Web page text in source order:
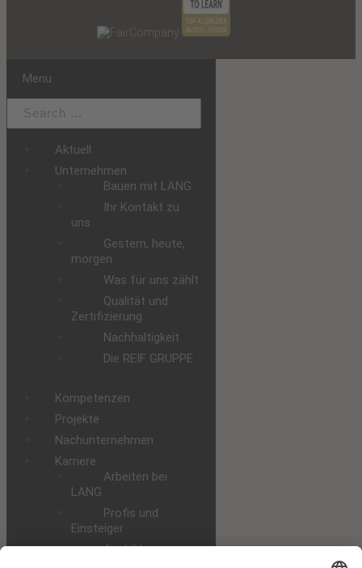
Menu
Aktuell
Unternehmen
Bauen mit LANG
Ihr Kontakt zu
uns
Gestern, heute,
morgen
Was für uns zählt
Qualität und
Zertifizierung
Nachhaltigkeit
Die REIF GRUPPE
Kompetenzen
Projekte
Nachunternehmen
Karriere
Arbeiten bei
LANG
Profis und
Einsteiger
Ausbildung